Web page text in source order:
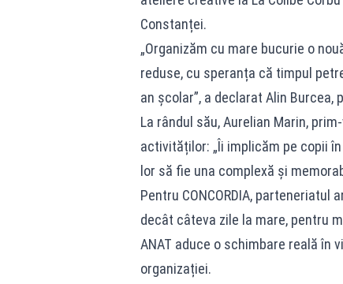
Constanței.
„Organizăm cu mare bucurie o
reduse, cu speranța că timpul
an școlar”, a declarat Alin Burcea,
La rândul său, Aurelian Marin,
activităților: „Îi implicăm pe copii
lor să fie una complexă și
Pentru CONCORDIA,
decât câteva zile la mare, pentru
ANAT aduce o schimbare reală în
organizației.